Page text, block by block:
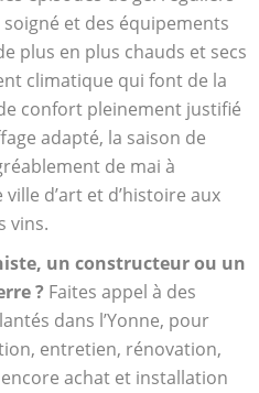
et des équipements
plus en plus chauds et secs
climatique qui font de la
confort pleinement justifié
adapté, la saison de
de mai à
d’art et d’histoire aux
vins.
un constructeur ou un
? Faites appel à des
dans l’Yonne, pour
entretien, rénovation,
achat et installation